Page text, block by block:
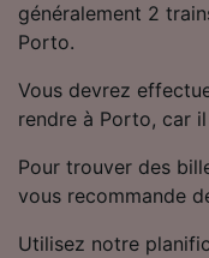
généralement 2
Porto.
Vous devrez
rendre à Porto, car
Pour trouver des
vous recommande
Utilisez notre